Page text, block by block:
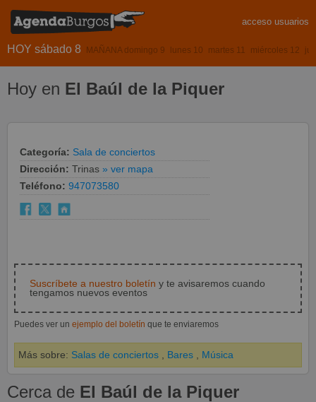
acceso usuarios
HOY sábado 8 MAÑANA domingo 9 lunes 10 martes 11 miércoles 12
Hoy en El Baúl de la Piquer
Categoría: Sala de conciertos
Dirección: Trinas » ver mapa
Teléfono: 947073580
Suscríbete a nuestro boletín y te avisaremos cuando
tengamos nuevos eventos
Puedes ver un ejemplo del boletín que te enviaremos
Más sobre: Salas de conciertos Bares Música
Cerca de El Baúl de la Piquer